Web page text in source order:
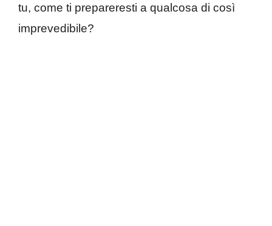
tu, come ti prepareresti a qualcosa di così
imprevedibile?